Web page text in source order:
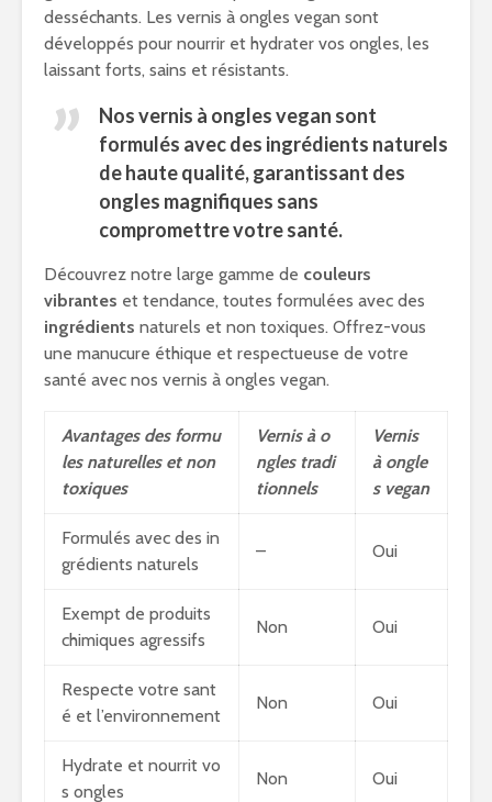
desséchants. Les vernis à ongles vegan sont
développés pour nourrir et hydrater vos ongles, les
laissant forts, sains et résistants.
Nos vernis à ongles vegan sont
formulés avec des ingrédients naturels
de haute qualité, garantissant des
ongles magnifiques sans
compromettre votre santé.
Découvrez notre large gamme de couleurs
vibrantes et tendance, toutes formulées avec des
ingrédients naturels et non toxiques. Offrez-vous
une manucure éthique et respectueuse de votre
santé avec nos vernis à ongles vegan.
Avantages des formu
les naturelles et non
toxiques
Vernis à o
ngles tradi
tionnels
Vernis
à ongle
s vegan
Formulés avec des in
grédients naturels
– Oui
Exempt de produits
chimiques agressifs
Non Oui
Respecte votre sant
é et l’environnement
Non Oui
Hydrate et nourrit vo
s ongles
Non Oui